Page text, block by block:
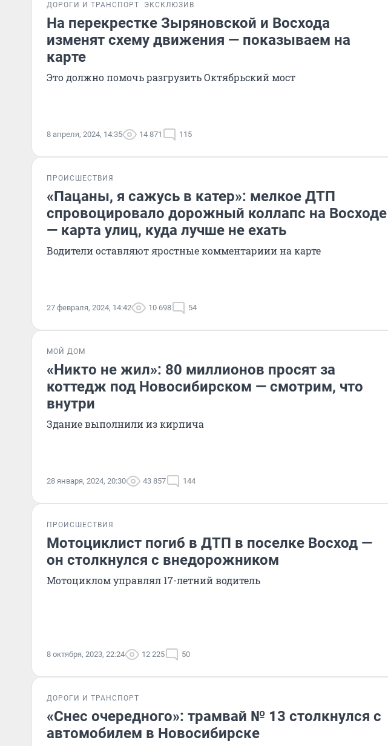
ДОРОГИ И ТРАНСПОРТ ЭКСКЛЮЗИВ
На перекрестке Зыряновской и Восхода
изменят схему движения — показываем на
карте
Это должно помочь разгрузить Октябрьский мост
8 апреля, 2024, 14:35 14 871 115
ПРОИСШЕСТВИЯ
«Пацаны, я сажусь в катер»: мелкое ДТП
спровоцировало дорожный коллапс на Восходе
— карта улиц, куда лучше не ехать
Водители оставляют яростные комментариии на карте
27 февраля, 2024, 14:42 10 698 54
МОЙ ДОМ
«Никто не жил»: 80 миллионов просят за
коттедж под Новосибирском — смотрим, что
внутри
Здание выполнили из кирпича
28 января, 2024, 20:30 43 857 144
ПРОИСШЕСТВИЯ
Мотоциклист погиб в ДТП в поселке Восход —
он столкнулся с внедорожником
Мотоциклом управлял 17-летний водитель
8 октября, 2023, 22:24 12 225 50
ДОРОГИ И ТРАНСПОРТ
«Снес очередного»: трамвай № 13 столкнулся с
автомобилем в Новосибирске